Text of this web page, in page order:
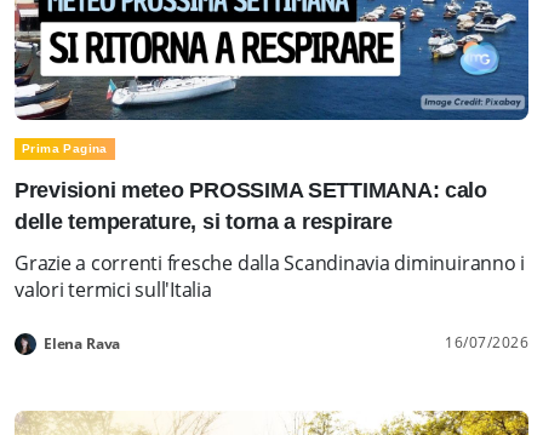
Prima Pagina
Previsioni meteo PROSSIMA SETTIMANA: calo
delle temperature, si torna a respirare
Grazie a correnti fresche dalla Scandinavia diminuiranno i
valori termici sull'Italia
Elena Rava 16/07/2026